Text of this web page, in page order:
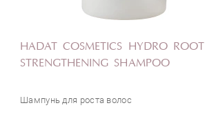
HADAT COSMETICS HYDRO ROOT
STRENGTHENING SHAMPOO
Шампунь для роста волос